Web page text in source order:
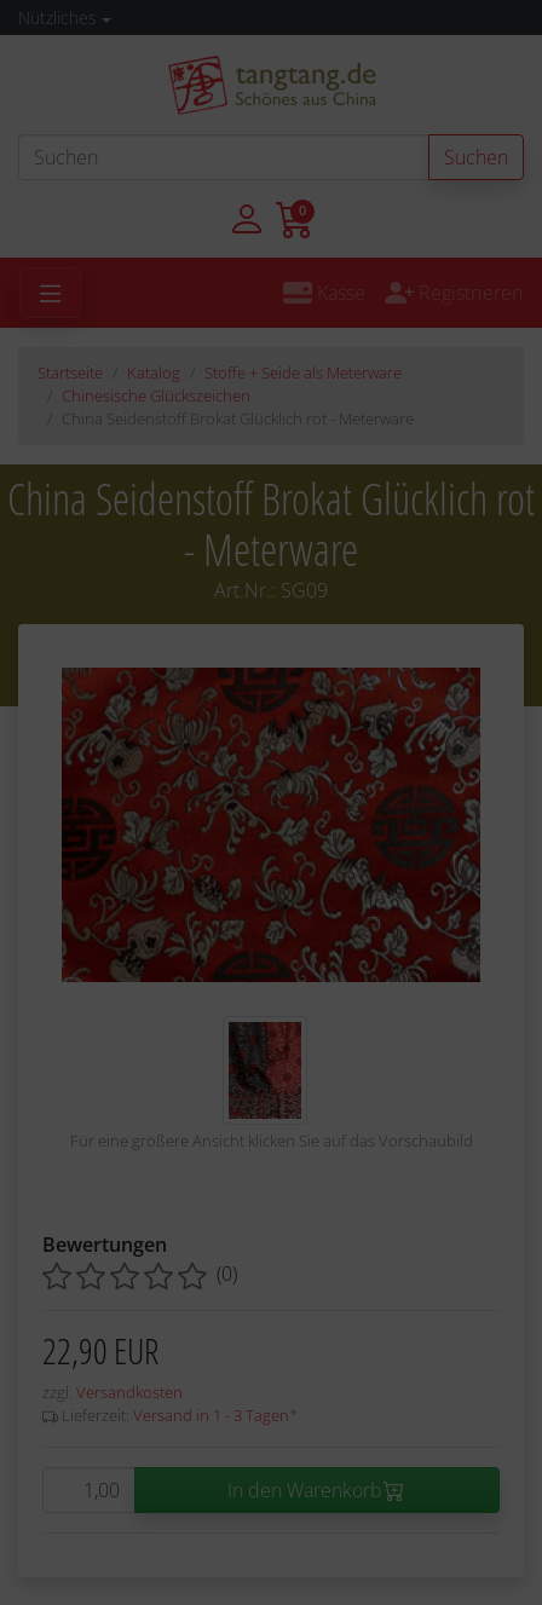
Nützliches
Suchen
0
Kasse Registrieren
Startseite Katalog
Stoffe + Seide als Meterware
Chinesische Glückszeichen
China Seidenstoff Brokat Glücklich rot - Meterware
China Seidenstoff Brokat Glücklich rot
- Meterware
Art.Nr.: SG09
Für eine größere Ansicht klicken Sie auf das Vorschaubild
Bewertungen
(0)
22,90 EUR
zzgl. Versandkosten
Lieferzeit: Versand in 1 - 3 Tagen *
In den Warenkorb